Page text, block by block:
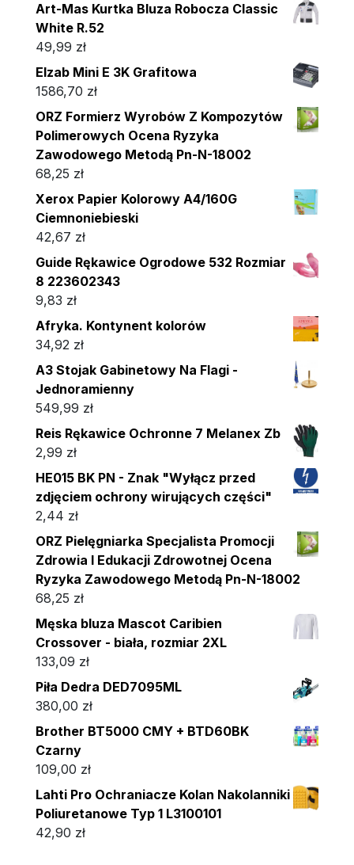
Art-Mas Kurtka Bluza Robocza Classic
White R.52
49,99 zł
Elzab Mini E 3K Grafitowa
1586,70 zł
ORZ Formierz Wyrobów Z Kompozytów
Polimerowych Ocena Ryzyka
Zawodowego Metodą Pn-N-18002
68,25 zł
Xerox Papier Kolorowy A4/160G
Ciemnoniebieski
42,67 zł
Guide Rękawice Ogrodowe 532 Rozmiar
8 223602343
9,83 zł
Afryka. Kontynent kolorów
34,92 zł
A3 Stojak Gabinetowy Na Flagi -
Jednoramienny
549,99 zł
Reis Rękawice Ochronne 7 Melanex Zb
2,99 zł
HE015 BK PN - Znak "Wyłącz przed
zdjęciem ochrony wirujących części"
2,44 zł
ORZ Pielęgniarka Specjalista Promocji
Zdrowia I Edukacji Zdrowotnej Ocena
Ryzyka Zawodowego Metodą Pn-N-18002
68,25 zł
Męska bluza Mascot Caribien
Crossover - biała, rozmiar 2XL
133,09 zł
Piła Dedra DED7095ML
380,00 zł
Brother BT5000 CMY + BTD60BK
Czarny
109,00 zł
Lahti Pro Ochraniacze Kolan Nakolanniki
Poliuretanowe Typ 1 L3100101
42,90 zł